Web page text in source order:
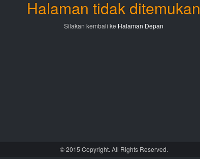
Halaman tidak ditemukan
Silakan kembali ke Halaman Depan
© 2015 Copyright. All Rights Reserved.